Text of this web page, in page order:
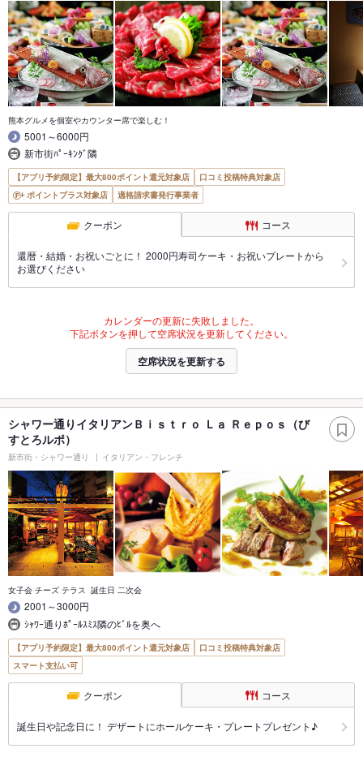
熊本グルメを個室やカウンター席で楽しむ！
5001～6000円
新市街ﾊﾟｰｷﾝｸﾞ隣
【アプリ予約限定】最大800ポイント還元対象店
口コミ投稿特典対象店
ポイントプラス対象店
適格請求書発行事業者
クーポン コース
還暦・結婚・お祝いごとに！ 2000円寿司ケーキ・お祝いプレートから
お選びください
カレンダーの更新に失敗しました。
下記ボタンを押して空席状況を更新してください。
空席状況を更新する
シャワー通りイタリアンＢｉｓｔｒｏ Ｌａ Ｒｅｐｏｓ（び
すとろルポ）
新市街・シャワー通り イタリアン・フレンチ
女子会 チーズ テラス 誕生日 二次会
2001～3000円
ｼｬﾜｰ通りﾎﾟｰﾙｽﾐｽ隣のﾋﾞﾙを奥へ
【アプリ予約限定】最大800ポイント還元対象店
口コミ投稿特典対象店
スマート支払い可
クーポン コース
誕生日や記念日に！ デザートにホールケーキ・プレートプレゼント♪